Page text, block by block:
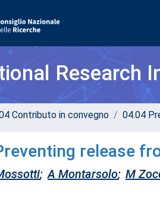
Research
Contributo in convegno 04.04
release
; A Montarsolo; M